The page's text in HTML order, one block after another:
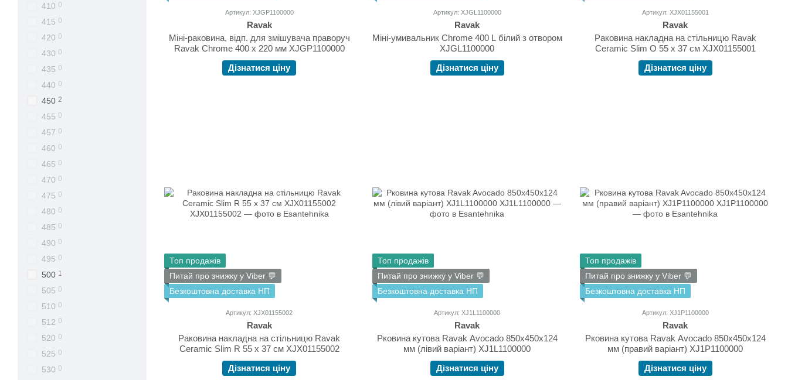
Артикул: XJGP1100000
Ravak
Міні-раковина, відп. для змішувача праворуч
Ravak Chrome 400 х 220 мм XJGP1100000
Дізнатися ціну
Артикул: XJGL1100000
Ravak
Міні-умивальник Chrome 400 L білий з отвором
XJGL1100000
Дізнатися ціну
Артикул: XJX01155001
Ravak
Раковина накладна на стільницю Ravak
Ceramic Slim O 55 х 37 см XJX01155001
Дізнатися ціну
Топ продажів
Питай про знижку у Viber 💬
Безкоштовна доставка НП
Артикул: XJX01155002
Ravak
Раковина накладна на стільницю Ravak
Ceramic Slim R 55 х 37 см XJX01155002
Дізнатися ціну
Топ продажів
Питай про знижку у Viber 💬
Безкоштовна доставка НП
Артикул: XJ1L1100000
Ravak
Рковина кутова Ravak Avocado 850х450х124
мм (лівий варіант) XJ1L1100000
Дізнатися ціну
Топ продажів
Питай про знижку у Viber 💬
Безкоштовна доставка НП
Артикул: XJ1P1100000
Ravak
Рковина кутова Ravak Avocado 850х450х124
мм (правий варіант) XJ1P1100000
Дізнатися ціну
410 0
415 0
420 0
430 0
435 0
440 0
450 2
455 0
457 0
460 0
465 0
470 0
475 0
480 0
485 0
490 0
495 0
500 1
505 0
510 0
512 0
520 0
525 0
530 0